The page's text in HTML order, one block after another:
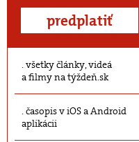
predplatiť
všetky články, videá
a filmy na týždeň.sk
časopis v iOS a Android
aplikácii